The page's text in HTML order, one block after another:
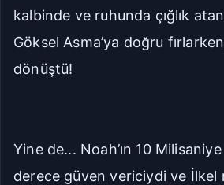
kalbinde ve ruhunda çığlık
Göksel Asma’ya doğru
dönüştü!
Yine de... Noah’ın 10
derece güven vericiydi ve İlkel